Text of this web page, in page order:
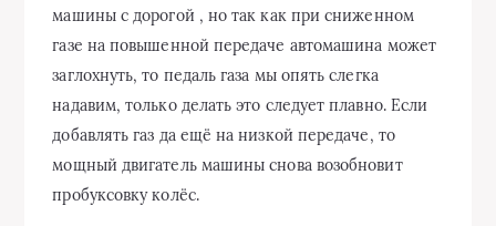
машины с дорогой , но так как при сниженном
газе на повышенной передаче автомашина может
заглохнуть, то педаль газа мы опять слегка
надавим, только делать это следует плавно. Если
добавлять газ да ещё на низкой передаче, то
мощный двигатель машины снова возобновит
пробуксовку колёс.